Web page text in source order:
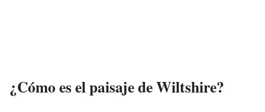
¿Cómo es el paisaje de Wiltshire?